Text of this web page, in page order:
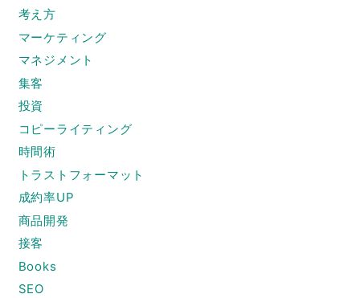
考え方
マーケティング
マネジメント
集客
投資
コピーライティング
時間術
トラストフォーマット
成約率UP
商品開発
接客
Books
SEO